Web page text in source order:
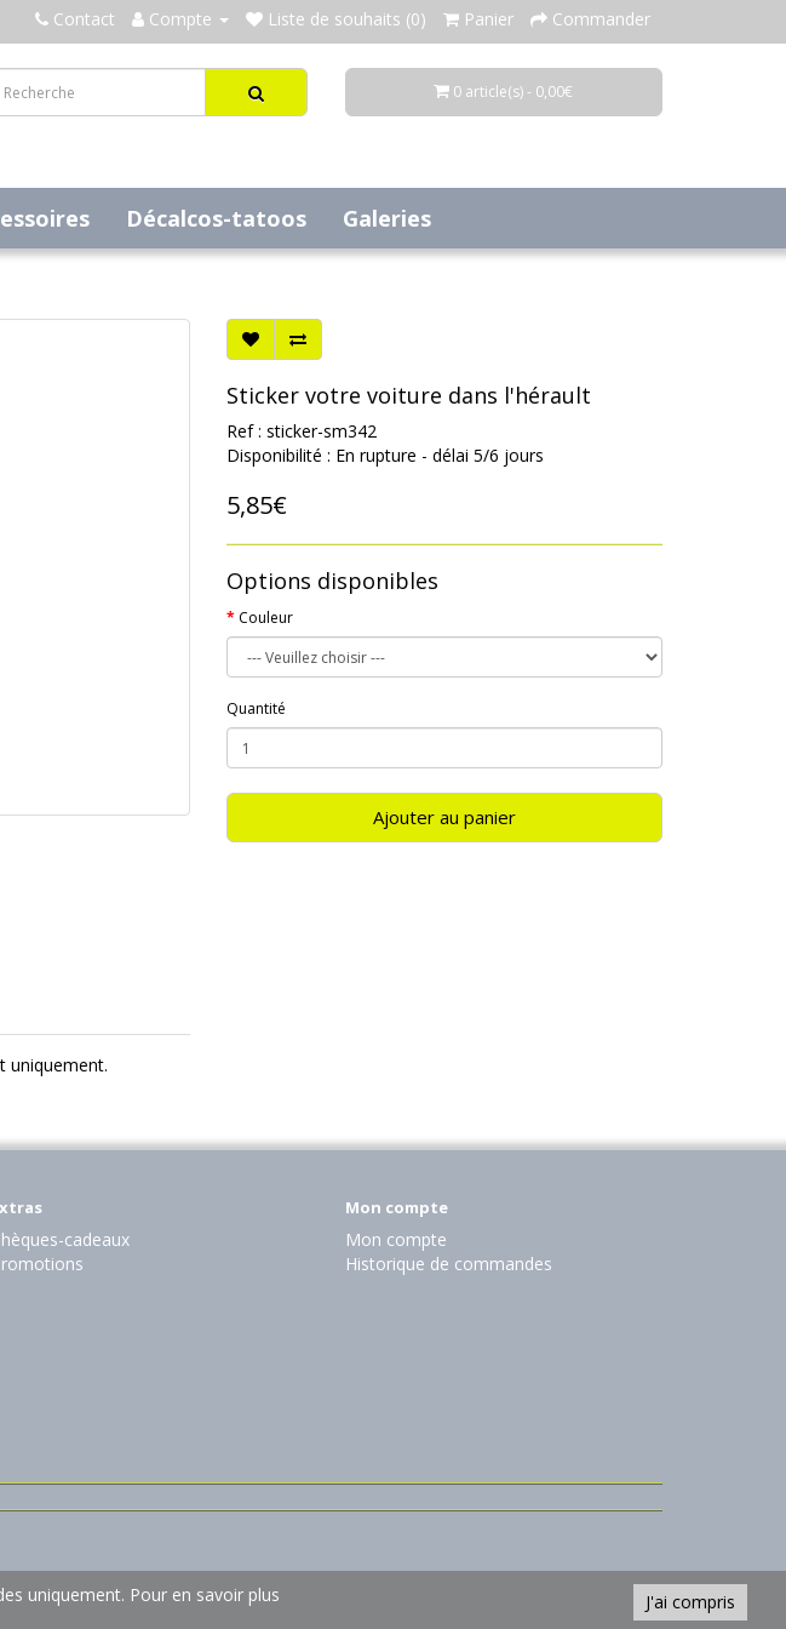
Contact Compte Liste de souhaits (0) Panier Commander
0 article(s) - 0,00€
Décalcos-tatoos Galeries
uniquement.
Sticker votre voiture dans l'hérault
Ref : sticker-sm342
Disponibilité : En rupture - délai 5/6 jours
5,85€
Options disponibles
Couleur
Quantité
Ajouter au panier
cadeaux
Mon compte
Mon compte
Historique de commandes
J'ai compris
uniquement. Pour en savoir plus